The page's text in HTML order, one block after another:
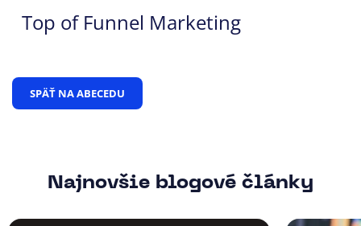
Top of Funnel Marketing
SPÄŤ NA ABECEDU
Najnovšie blogové články